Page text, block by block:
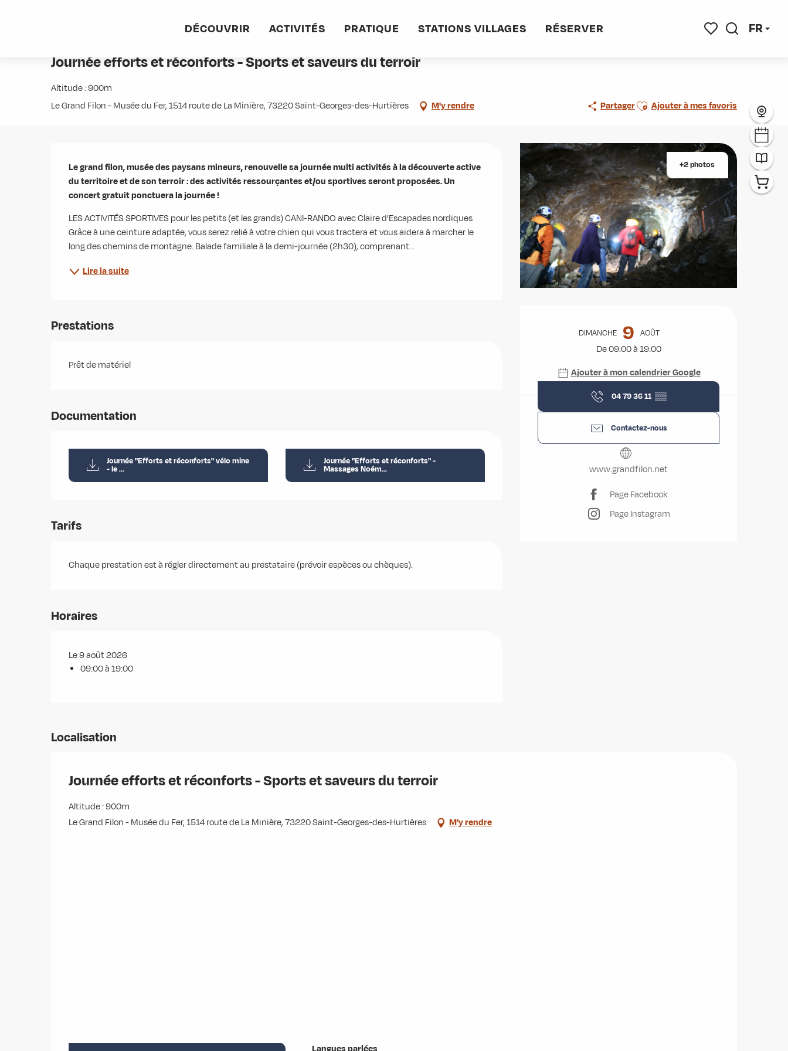
FR
DÉCOUVRIR ACTIVITÉS PRATIQUE STATIONS VILLAGES RÉSERVER
Journée efforts et réconforts - Sports et saveurs du terroir
Altitude : 900m
Le Grand Filon - Musée du Fer, 1514 route de La Minière, 73220 Saint-Georges-des-Hurtières
M'y rendre PartagerAjouter aux favoris
Ajouter à mes favoris
+2 photos
Ouverture et coordonnées
DIMANCHE 9 AOÛT
De 09:00 à 19:00
Ajouter à mon calendrier Google
04 79 36 11 ▒▒
Contactez-nous
www.grandfilon.net
Page Facebook
Page Instagram
Description
Le grand filon, musée des paysans mineurs, renouvelle sa journée multi activités à la découverte active
du territoire et de son terroir : des activités ressourçantes et/ou sportives seront proposées. Un
concert gratuit ponctuera la journée !
LES ACTIVITÉS SPORTIVES pour les petits (et les grands) CANI-RANDO avec Claire d’Escapades nordiques
Grâce à une ceinture adaptée, vous serez relié à votre chien qui vous tractera et vous aidera à marcher le
long des chemins de montagne. Balade familiale à la demi-journée (2h30), comprenant...
Lire la suite
Prestations
Prêt de matériel
Documentation
Journée "Efforts et réconforts" vélo mine
- le ...
Journée "Efforts et réconforts" -
Massages Noém...
Tarifs
Chaque prestation est à régler directement au prestataire (prévoir espèces ou chèques).
Horaires
Le 9 août 2026
09:00 à 19:00
Localisation
Journée efforts et réconforts - Sports et saveurs du terroir
Altitude : 900m
Le Grand Filon - Musée du Fer, 1514 route de La Minière, 73220 Saint-Georges-des-Hurtières
M'y rendre